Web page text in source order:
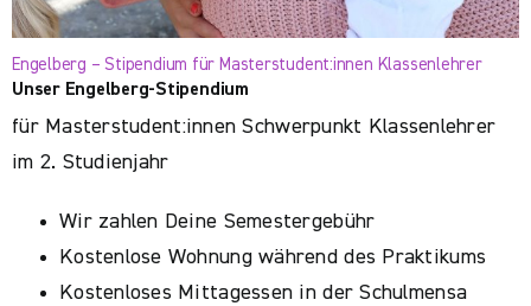
Engelberg – Stipendium für Masterstudent:innen Klassenlehrer
Unser Engelberg-Stipendium
für Masterstudent:innen Schwerpunkt Klassenlehrer
im 2. Studienjahr
Wir zahlen Deine Semestergebühr
Kostenlose Wohnung während des Praktikums
Kostenloses Mittagessen in der Schulmensa